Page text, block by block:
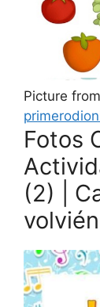
Picture from
Fotos
(2) |